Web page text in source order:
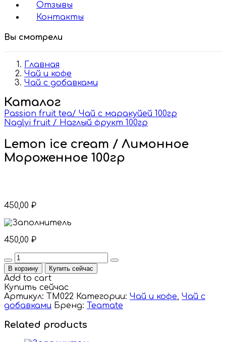
Отзывы
Контакты
Вы смотрели
Главная
Чай и кофе
Чай с добавками
Каталог
Passion fruit tea/ Чай с маракуйей 100гр
Naglyi fruit / Наглый фрукт 100гр
Lemon ice cream / Лимонное
Мороженное 100гр
450,00 ₽
450,00 ₽
Quantity
В корзину Купить сейчас
Add to cart
Купить сейчас
Артикул: TM022 Категории: Чай и кофе, Чай с
добавками Бренд: Teamate
Related products